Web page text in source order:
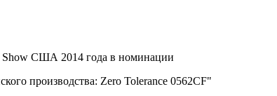
Show США 2014 года в номинации
производства: Zero Tolerance 0562CF"